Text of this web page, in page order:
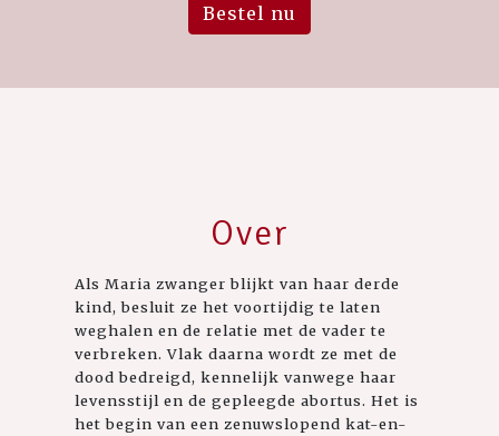
Bestel nu
Over
Als Maria zwanger blijkt van haar derde
kind, besluit ze het voortijdig te laten
weghalen en de relatie met de vader te
verbreken. Vlak daarna wordt ze met de
dood bedreigd, kennelijk vanwege haar
levensstijl en de gepleegde abortus. Het is
het begin van een zenuwslopend kat-en-